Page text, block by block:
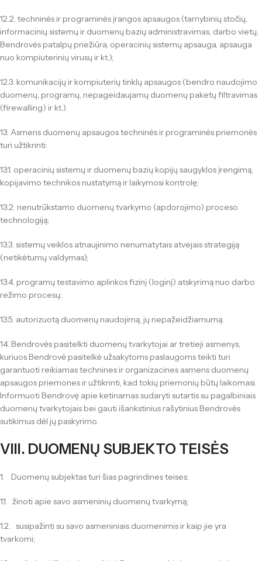
12.2. techninės ir programinės įrangos apsaugos (tarnybinių stočių,
informacinių sistemų ir duomenų bazių administravimas, darbo vietų,
Bendrovės patalpų priežiūra, operacinių sistemų apsauga, apsauga
nuo kompiuterinių virusų ir kt.);
12.3. komunikacijų ir kompiuterių tinklų apsaugos (bendro naudojimo
duomenų, programų, nepageidaujamų duomenų paketų filtravimas
(firewalling) ir kt.).
13. Asmens duomenų apsaugos techninės ir programinės priemonės
turi užtikrinti:
13.1. operacinių sistemų ir duomenų bazių kopijų saugyklos įrengimą,
kopijavimo technikos nustatymą ir laikymosi kontrolę;
13.2. nenutrūkstamo duomenų tvarkymo (apdorojimo) proceso
technologiją;
13.3. sistemų veiklos atnaujinimo nenumatytais atvejais strategiją
(netikėtumų valdymas);
13.4. programų testavimo aplinkos fizinį (loginį) atskyrimą nuo darbo
režimo procesų;
13.5. autorizuotą duomenų naudojimą, jų nepažeidžiamumą.
14. Bendrovės pasitelkti duomenų tvarkytojai ar tretieji asmenys,
kuriuos Bendrovė pasitelkė užsakytoms paslaugoms teikti turi
garantuoti reikiamas technines ir organizacines asmens duomenų
apsaugos priemones ir užtikrinti, kad tokių priemonių būtų laikomasi.
Informuoti Bendrovę apie ketinamas sudaryti sutartis su pagalbiniais
duomenų tvarkytojais bei gauti išankstinius rašytinius Bendrovės
sutikimus dėl jų paskyrimo.
VIII. DUOMENŲ SUBJEKTO TEISĖS
1. Duomenų subjektas turi šias pagrindines teises:
1.1. žinoti apie savo asmeninių duomenų tvarkymą;
1.2. susipažinti su savo asmeniniais duomenimis ir kaip jie yra
tvarkomi;